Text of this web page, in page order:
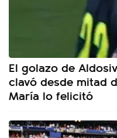
El golazo de
clavó desde mitad
María lo felicitó